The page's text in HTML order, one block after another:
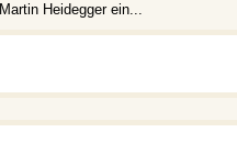
Heidegger ein...